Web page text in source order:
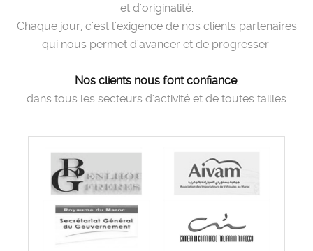
et d'originalité.
Chaque jour, c'est l'exigence de nos clients partenaires
qui nous permet d'avancer et de progresser.
Nos clients nous font confiance,
dans tous les secteurs d'activité et de toutes tailles